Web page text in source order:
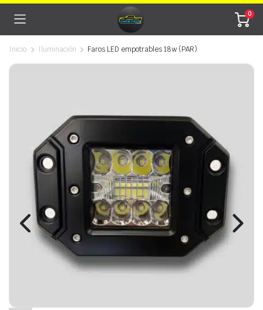
0
Inicio Iluminación Faros LED empotrables 18w (PAR)